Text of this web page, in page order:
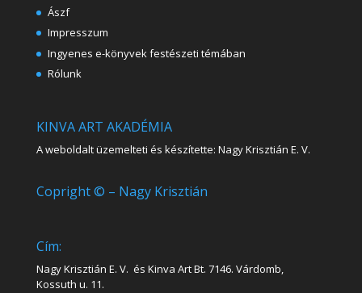
Ászf
Impresszum
Ingyenes e-könyvek festészeti témában
Rólunk
KINVA ART AKADÉMIA
A weboldalt üzemelteti és készítette: Nagy Krisztián E. V.
Copright © – Nagy Krisztián
Cím:
Nagy Krisztián E. V. és Kinva Art Bt. 7146. Várdomb,
Kossuth u. 11.